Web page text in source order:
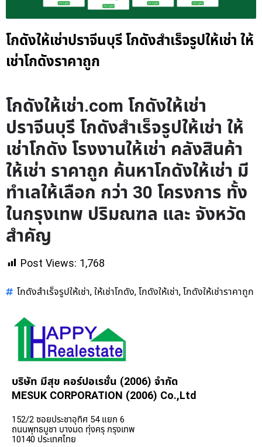
โกดังให้เช่าปราจีนบุรี โกดังสำเร็จรูปให้เช่า ให้
เช่าโกดังราคาถูก
โกดังให้เช่า.com โกดังให้เช่า
ปราจีนบุรี โกดังสำเร็จรูปให้เช่า ให้
เช่าโกดัง โรงงานให้เช่า คลังสินค้า
ให้เช่า ราคาถูก ค้นหาโกดังให้เช่า มี
ทำเลให้เลือก กว่า 30 โครงการ ทั้ง
ในกรุงเทพ ปริมณฑล และ จังหวัด
สำคัญ
Post Views: 1,768
โกดังสำเร็จรูปให้เช่า, ให้เช่าโกดัง, โกดังให้เช่า, โกดังให้เช่าราคาถูก
บริษัท มีสุข คอร์ปอเรชั่น (2006) จำกัด
MESUK CORPORATION (2006) Co.,Ltd
152/2 ซอยประชาอุทิศ 54 แยก 6
ถนนพุทธบูชา บางมด ทุ่งครุ กรุงเทพ
10140 ประเทศไทย